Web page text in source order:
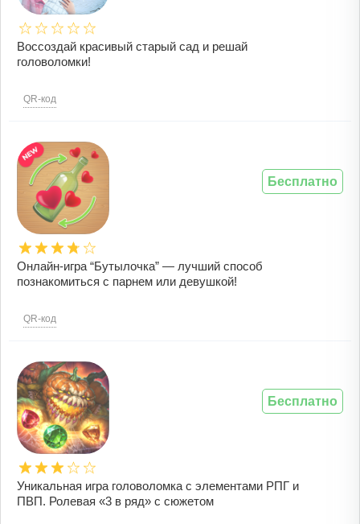
Воссоздай красивый старый сад и решай
головоломки!
QR-код
Онлайн-игра “Бутылочка” — лучший способ
познакомиться с парнем или девушкой!
QR-код
Бесплатно
Уникальная игра головоломка с элементами РПГ и
ПВП. Ролевая «3 в ряд» с сюжетом
Бесплатно